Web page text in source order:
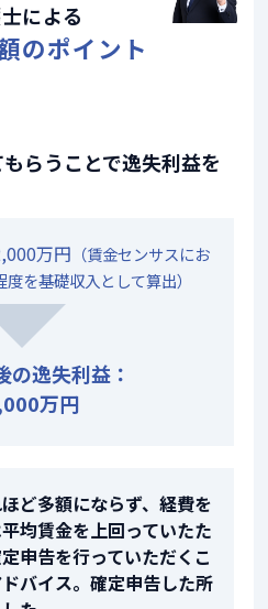
による
のポイント
らうことで逸失利益を
万円 （賃金センサスにお
を基礎収入として算出）
の逸失利益：
万円
ど多額にならず、経費を
均賃金を上回っていたた
申告を行っていただくこ
バイス。確定申告した所